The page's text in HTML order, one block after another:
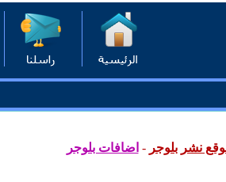
نشر بلوجر - اضافات بلوجر